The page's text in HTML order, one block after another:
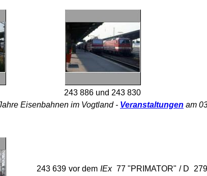
243 886 und 243 830
Eisenbahnen im Vogtland - Veranstaltungen am
243 639 vor dem IEx77 "PRIMATOR" / D 279